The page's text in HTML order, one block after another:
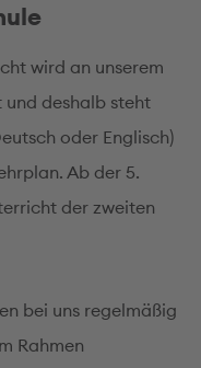
wird an unserem
deshalb steht
oder Englisch)
Ab der 5.
der zweiten
bei uns regelmäßig
Rahmen